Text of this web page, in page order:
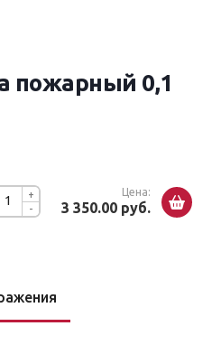
пожарный 0,1
-
+ Цена:
3 350.00 руб.